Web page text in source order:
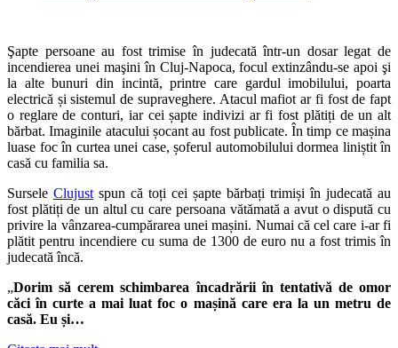
Şapte persoane au fost trimise în judecată într-un dosar legat de
incendierea unei maşini în Cluj-Napoca, focul extinzându-se apoi şi
la alte bunuri din incintă, printre care gardul imobilului, poarta
electrică și sistemul de supraveghere. Atacul mafiot ar fi fost de fapt
o reglare de conturi, iar cei șapte indivizi ar fi fost plătiți de un alt
bărbat. Imaginile atacului șocant au fost publicate. În timp ce mașina
luase foc în curtea unei case, șoferul automobilului dormea liniștit în
casă cu familia sa.
Sursele Clujust spun că toți cei șapte bărbați trimiși în judecată au
fost plătiți de un altul cu care persoana vătămată a avut o dispută cu
privire la vânzarea-cumpărarea unei mașini. Numai că cel care i-ar fi
plătit pentru incendiere cu suma de 1300 de euro nu a fost trimis în
judecată încă.
„Dorim să cerem schimbarea încadrării în tentativă de omor
căci în curte a mai luat foc o mașină care era la un metru de
casă. Eu și…